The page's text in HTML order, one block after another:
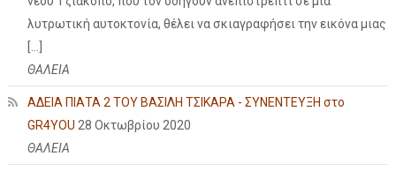
λυτρωτική αυτοκτονία, θέλει να σκιαγραφήσει την εικόνα μιας
ΘΑΛΕΙΑ
ΑΔΕΙΑ ΠΙΑΤΑ 2 ΤΟΥ ΒΑΣΙΛΗ ΤΣΙΚΑΡΑ - ΣΥΝΕΝΤΕΥΞΗ στο
GR4YOU 28 Οκτωβρίου 2020
ΘΑΛΕΙΑ